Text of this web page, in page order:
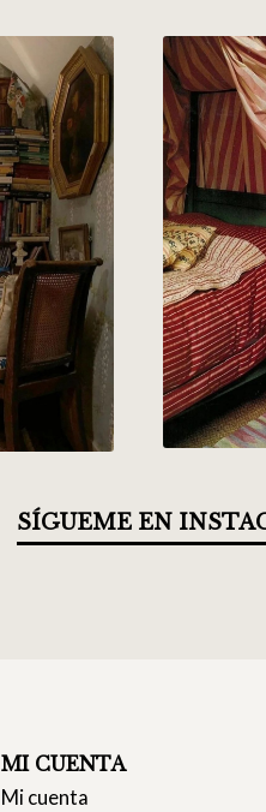
SÍGUEME EN
MI CUENTA
Mi cuenta